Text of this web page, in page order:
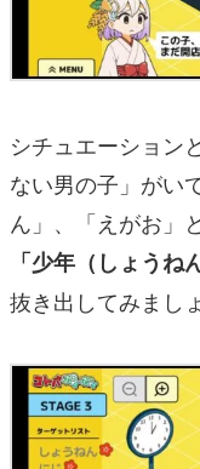
シチュエーション
ない男の子」がい
ん」、「えがお」
「少年（しょうね
抜き出してみまし